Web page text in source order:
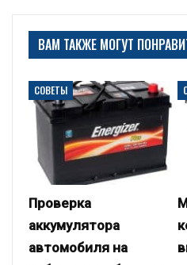
ВАМ ТАКЖЕ МОГУТ
СОВЕТЫ
Проверка
аккумулятора
автомобиля на